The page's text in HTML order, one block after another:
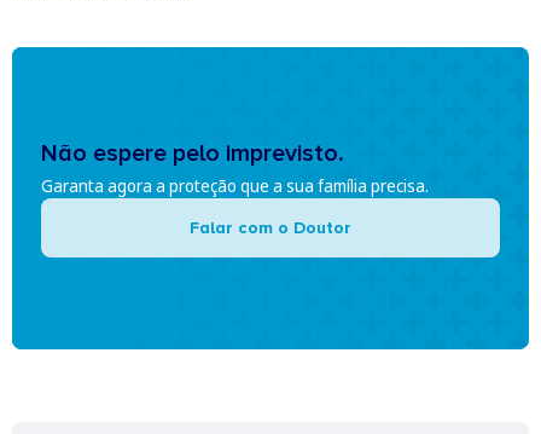
Não espere pelo imprevisto.
Garanta agora a proteção que a sua família precisa.
Falar com o Doutor